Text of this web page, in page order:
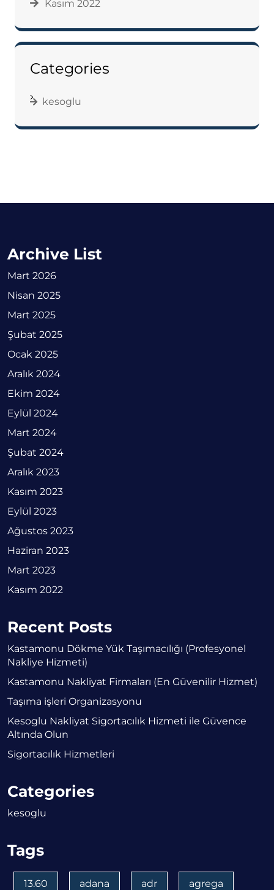
Kasım 2022
Categories
kesoglu
Archive List
Mart 2026
Nisan 2025
Mart 2025
Şubat 2025
Ocak 2025
Aralık 2024
Ekim 2024
Eylül 2024
Mart 2024
Şubat 2024
Aralık 2023
Kasım 2023
Eylül 2023
Ağustos 2023
Haziran 2023
Mart 2023
Kasım 2022
Recent Posts
Kastamonu Dökme Yük Taşımacılığı (Profesyonel
Nakliye Hizmeti)
Kastamonu Nakliyat Firmaları (En Güvenilir Hizmet)
Taşıma işleri Organizasyonu
Kesoglu Nakliyat Sigortacılık Hizmeti ile Güvence
Altında Olun
Sigortacılık Hizmetleri
Categories
kesoglu
Tags
13.60 adana adr agrega